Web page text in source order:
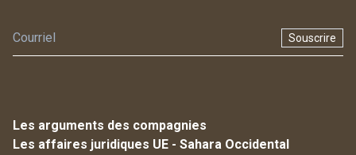
Souscrire
Les arguments des compagnies
Les affaires juridiques UE - Sahara Occidental